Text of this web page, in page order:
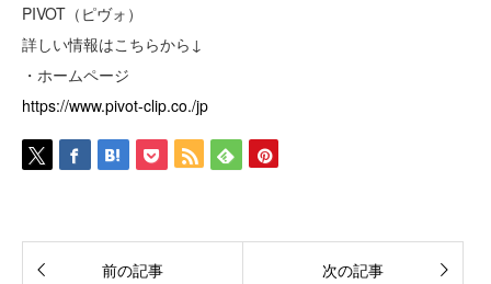
PIVOT（ピヴォ）
詳しい情報はこちらから↓
・ホームページ
https://www.pivot-clip.co./jp
前の記事 次の記事